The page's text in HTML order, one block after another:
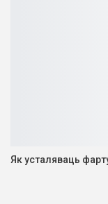
Як усталяваць